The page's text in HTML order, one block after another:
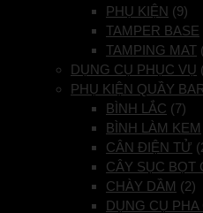
PHỤ KIỆN (9)
TAMPER BASE
TAMPING MAT
DỤNG CỤ PHỤC VỤ
PHỤ KIỆN QUẦY
BÌNH LẮC (7)
BÌNH LÀM KEM
CÂN ĐIỆN TỬ
CÂY SỤC BỌT
CHÀY DẦM (2)
DỤNG CỤ